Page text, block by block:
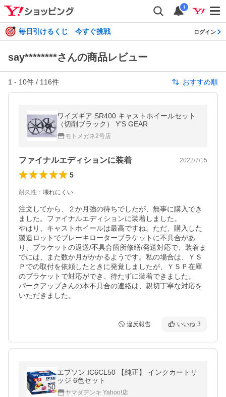
i
毎日引けるくじ 今すぐ挑戦 ログイン
say********さんの商品レビュー
1 - 10件 / 116件 おすすめ順
ワイズギア SR400 キャストホイールセット
（切削ブラック） Y’S GEAR
モトメガネ2号店
ファイナルエディションに装着 2022/7/15
5
耐久性 ： 壊れにくい
注文してから、２か月強の待ちでしたが、無事に購入でき
ました。ファイナルエディションに装着しました。
やはり、キャストホイールは最高ですね。ただ、購入した
製造ロットでブレーキローターブラケットに不具合があ
り、ブラケットの返送/不具合箇所修繕/発送対応で、装着ま
でには、また数か月がかかるようです。私の場合は、ＹＳ
Ｐでの取付を依頼したときに発覚しましたが、ＹＳＰ在庫
のブラケットで対応ができ、待たずに装着できました。
パークアップさんの本不具合の連絡は、親切丁寧な対応を
いただきました。
違反報告 いいね 3
エプソン IC6CL50 【純正】 インクカートリ
ッジ 6色セット
ヤマダデンキ Yahoo!店